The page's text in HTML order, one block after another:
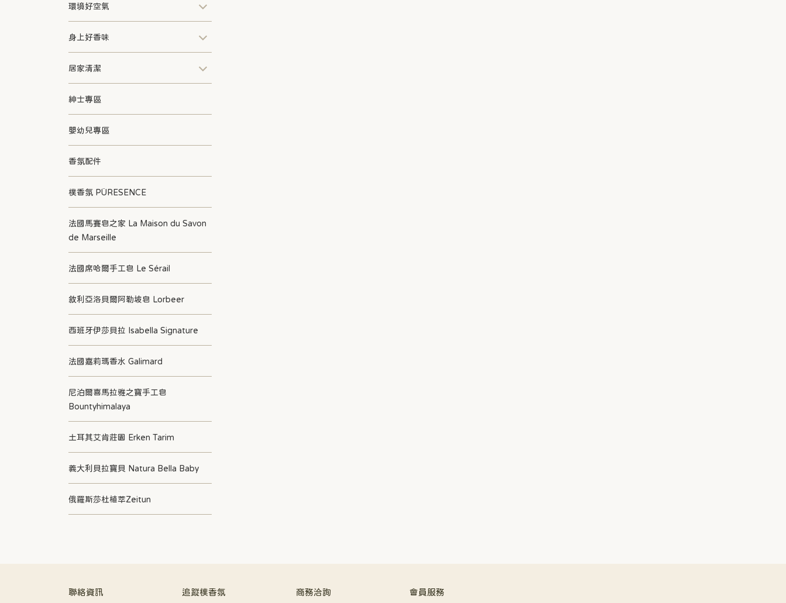
環境好空氣
身上好香味
居家清潔
紳士專區
嬰幼兒專區
香氛配件
樸香氛 PÜRESENCE
法國馬賽皂之家 La Maison du Savon
de Marseille
法國席哈爾手工皂 Le Sérail
敘利亞洛貝爾阿勒坡皂 Lorbeer
西班牙伊莎貝拉 Isabella Signature
法國嘉莉瑪香水 Galimard
尼泊爾喜馬拉雅之寶手工皂
Bountyhimalaya
土耳其艾肯莊園 Erken Tarim
義大利貝拉寶貝 Natura Bella Baby
俄羅斯莎杜植萃Zeitun
聯絡資訊 追蹤樸香氛 商務洽詢 會員服務